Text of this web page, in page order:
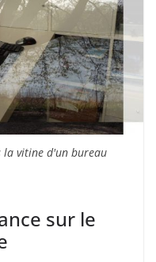
la vitine d'un bureau
sur le